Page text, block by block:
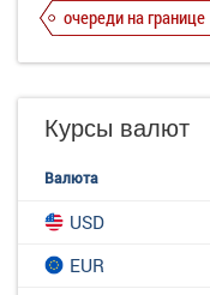
очереди на границе
Курсы валют
Валюта
USD
EUR